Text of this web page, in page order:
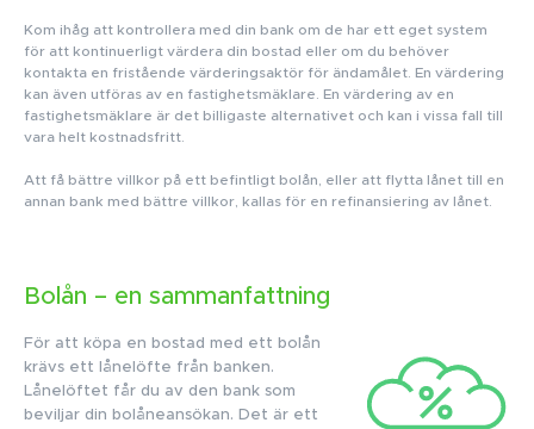
Kom ihåg att kontrollera med din bank om de har ett eget system
för att kontinuerligt värdera din bostad eller om du behöver
kontakta en fristående värderingsaktör för ändamålet. En värdering
kan även utföras av en fastighetsmäklare. En värdering av en
fastighetsmäklare är det billigaste alternativet och kan i vissa fall till
vara helt kostnadsfritt.
Att få bättre villkor på ett befintligt bolån, eller att flytta lånet till en
annan bank med bättre villkor, kallas för en refinansiering av lånet.
Bolån – en sammanfattning
För att köpa en bostad med ett bolån
krävs ett lånelöfte från banken.
Lånelöftet får du av den bank som
beviljar din bolåneansökan. Det är ett